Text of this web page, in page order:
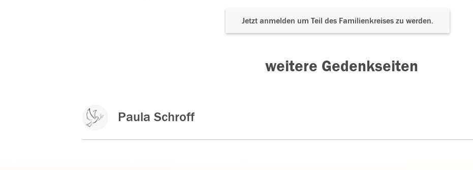
Jetzt anmelden um Teil des Familienkreises zu werden.
weitere Gedenkseiten
Paula Schroff